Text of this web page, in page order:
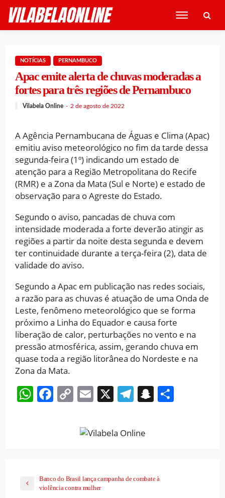
NOTÍCIAS PERNAMBUCO
Apac emite alerta de chuvas moderadas a
fortes para três regiões de Pernambuco
Vilabela Online 2 de agosto de 2022
A Agência Pernambucana de Águas e Clima (Apac)
emitiu aviso meteorológico no fim da tarde dessa
segunda-feira (1º) indicando um estado de
atenção para a Região Metropolitana do Recife
(RMR) e a Zona da Mata (Sul e Norte) e estado de
observação para o Agreste do Estado.
Segundo o aviso, pancadas de chuva com
intensidade moderada a forte deverão atingir as
regiões a partir da noite desta segunda e devem
ter continuidade durante a terça-feira (2), data de
validade do aviso.
Segundo a Apac em publicação nas redes sociais,
a razão para as chuvas é atuação de uma Onda de
Leste, fenômeno meteorológico que se forma
próximo a Linha do Equador e causa forte
liberação de calor, perturbações no vento e na
pressão atmosférica, assim, gerando chuva em
quase toda a região litorânea do Nordeste e na
Zona da Mata.
WhatsApp
Facebook
CopyEmail
X Telegram
Snapchat
Banco do Brasil lança campanha de combate à
violência contra mulher